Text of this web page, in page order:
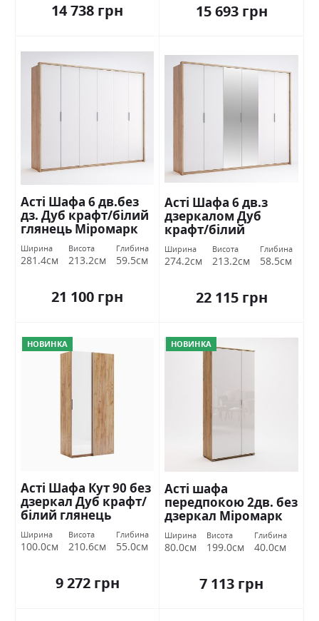
14 738 грн 15 693 грн
Асті Шафа 6 дв.без
дз. Дуб крафт/білий
глянець Міромарк
Ширина
281.4см
Висота
213.2см
Глибина
59.5см
21 100 грн
Асті Шафа 6 дв.з
дзеркалом Дуб
крафт/білий
глянець Міромарк
Ширина
274.2см
Висота
213.2см
Глибина
58.5см
22 115 грн
НОВИНКА
Асті Шафа Кут 90 без
дзеркал Дуб крафт/
білий глянець
Міромарк
Ширина
100.0см
Висота
210.6см
Глибина
55.0см
9 272 грн
НОВИНКА
Асті шафа
передпокою 2дв. без
дзеркал Міромарк
Ширина
80.0см
Висота
199.0см
Глибина
40.0см
7 113 грн